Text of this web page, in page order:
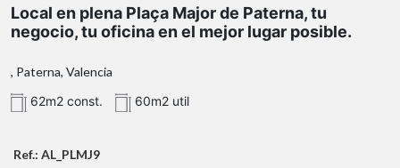
Tu próximo proyecto empieza aquí.
* En nuestra agencia contamos con el distintivo de
Agentes de Intermediación Inmobiliaria de la
Comunitat Valenciana (Número de registro RAICV
Local en plena Plaça Major de Paterna, tu
negocio, tu oficina en el mejor lugar posible.
, Paterna, Valencia
62m2 const.
60m2 util
Ref.: AL_PLMJ9